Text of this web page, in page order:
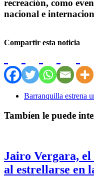
recreación, como
nacional e
Compartir esta noticia
Barranquilla estrena
Tambíen le puede
Jairo Vergara,
al estrellarse en